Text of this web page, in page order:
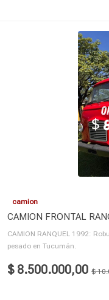
camion
CAMION FRONTAL
CAMION RANQUEL 1992:
pesado en Tucumán.
$ 8.500.000,00 $